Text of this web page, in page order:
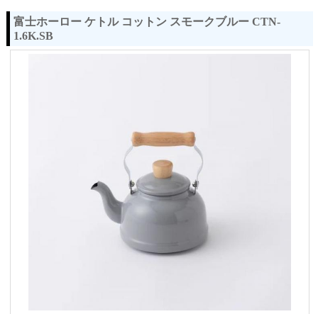
富士ホーロー ケトル コットン スモークブルー CTN-
1.6K.SB